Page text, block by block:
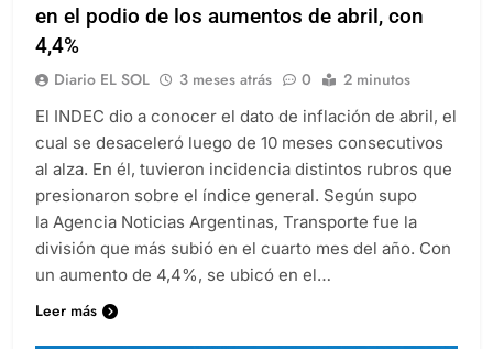
en el podio de los aumentos de abril, con
4,4%
Diario EL SOL 3 meses atrás 0 2 minutos
El INDEC dio a conocer el dato de inflación de abril, el
cual se desaceleró luego de 10 meses consecutivos
al alza. En él, tuvieron incidencia distintos rubros que
presionaron sobre el índice general. Según supo
la Agencia Noticias Argentinas, Transporte fue la
división que más subió en el cuarto mes del año. Con
un aumento de 4,4%, se ubicó en el…
Leer más